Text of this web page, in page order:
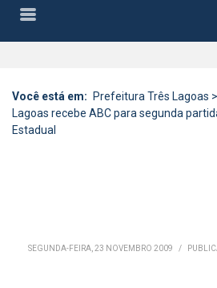
Você está em: Prefeitura Três Lagoas >
Lagoas recebe ABC para segunda
Estadual
SEGUNDA-FEIRA, 23 NOVEMBRO 2009 /